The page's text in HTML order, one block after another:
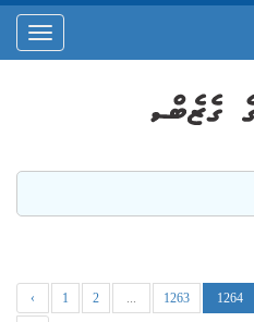
‹ 1 2 ... 1263 1264